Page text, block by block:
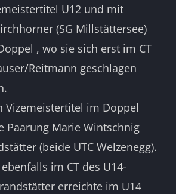
U12 und mit
(SG Millstättersee)
, wo sie sich erst im CT
Reitmann geschlagen
Vizemeistertitel im Doppel
Paarung Marie Wintschnig
(beide UTC Welzenegg).
im CT des U14-
erreichte im U14